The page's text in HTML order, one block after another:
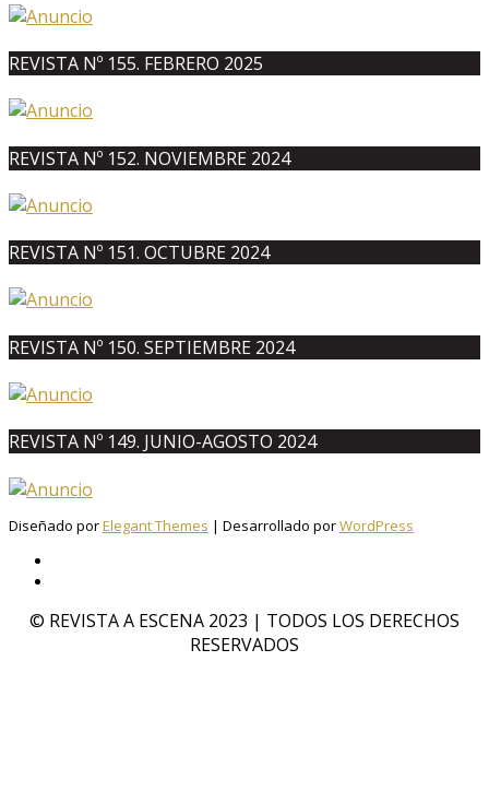
REVISTA Nº 155. FEBRERO 2025
REVISTA Nº 152. NOVIEMBRE 2024
REVISTA Nº 151. OCTUBRE 2024
REVISTA Nº 150. SEPTIEMBRE 2024
REVISTA Nº 149. JUNIO-AGOSTO 2024
Diseñado porElegant Themes | Desarrollado porWordPress
© REVISTA A ESCENA 2023 | TODOS LOS DERECHOS
RESERVADOS